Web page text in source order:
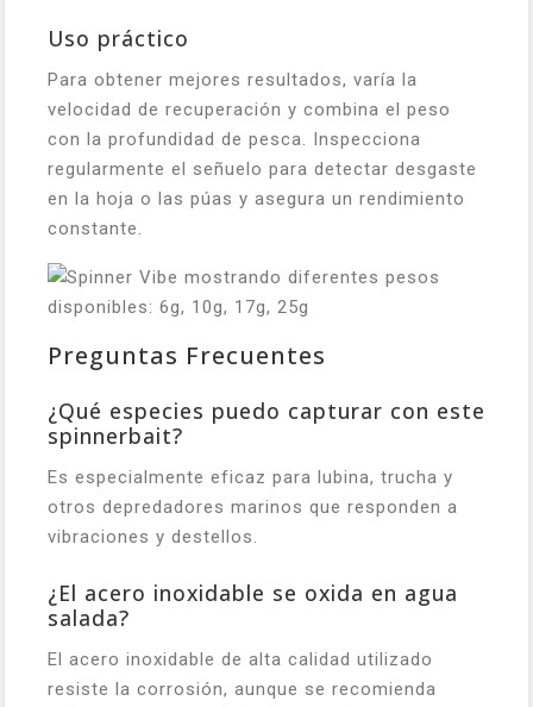
Uso práctico
Para obtener mejores resultados, varía la
velocidad de recuperación y combina el peso
con la profundidad de pesca. Inspecciona
regularmente el señuelo para detectar desgaste
en la hoja o las púas y asegura un rendimiento
constante.
Preguntas Frecuentes
¿Qué especies puedo capturar con este
spinnerbait?
Es especialmente eficaz para lubina, trucha y
otros depredadores marinos que responden a
vibraciones y destellos.
¿El acero inoxidable se oxida en agua
salada?
El acero inoxidable de alta calidad utilizado
resiste la corrosión, aunque se recomienda